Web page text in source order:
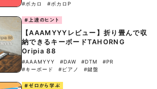
#ボカロ
#ボカロP
#上達のヒント
【AAAMYYYレビュー】折り畳んで収
納できるキーボードTAHORNG
Oripia 88
#AAAMYYY #DAW #DTM
#PR
#キーボード
#ピアノ #鍵盤
#ゼロから学ぶ